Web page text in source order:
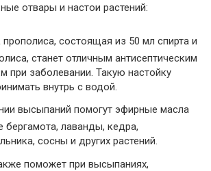
отвары и настои растений:
прополиса, состоящая из 50 мл спирта и
станет отличным антисептическим
при заболевании. Такую настойку
внутрь с водой.
высыпаний помогут эфирные масла
бергамота, лаванды, кедра,
сосны и других растений.
поможет при высыпаниях,